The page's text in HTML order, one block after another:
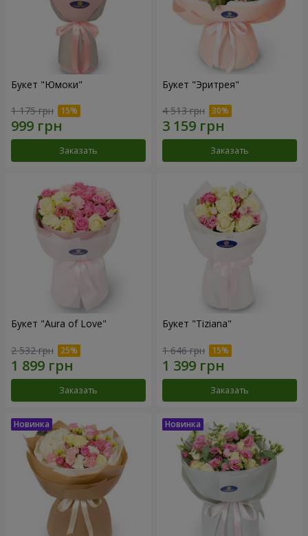
Букет "Юмоки"
1 175 грн
Заказать
Букет "Эритрея"
4 513 грн
Заказать
Букет "Aura of Love"
2 532 грн
Заказать
Букет "Tiziana"
1 646 грн
Заказать